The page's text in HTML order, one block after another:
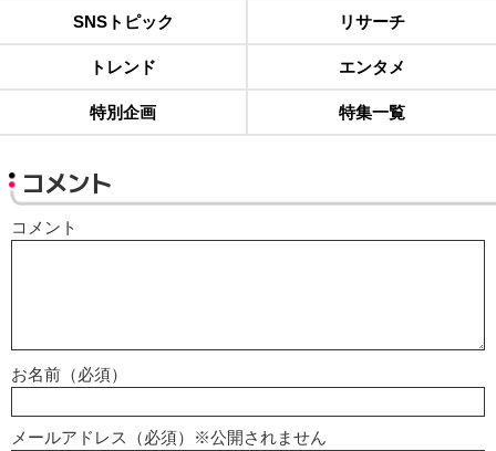
SNSトピック リサーチ
トレンド エンタメ
特別企画 特集一覧
コメント
コメント
お名前（必須）
メールアドレス（必須）※公開されません